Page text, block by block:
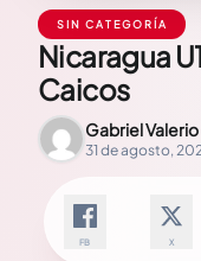
SIN CATEGORÍA
Nicaragua
Caicos
Gabriel Valerio
31 de agosto,
FB X